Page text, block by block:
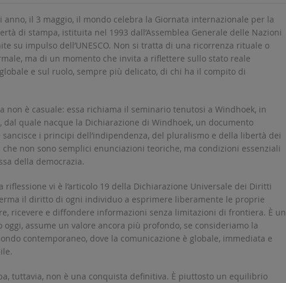
anno, il 3 maggio, il mondo celebra la Giornata internazionale per la
di stampa, istituita nel 1993 dall’Assemblea Generale delle Nazioni
su impulso dell’UNESCO. Non si tratta di una ricorrenza rituale o
ma di un momento che invita a riflettere sullo stato reale
e sul ruolo, sempre più delicato, di chi ha il compito di
non è casuale: essa richiama il seminario tenutosi a Windhoek, in
dal quale nacque la Dichiarazione di Windhoek, un documento
i principi dell’indipendenza, del pluralismo e della libertà dei
non sono semplici enunciazioni teoriche, ma condizioni essenziali
della democrazia.
riflessione vi è l’articolo 19 della Dichiarazione Universale dei Diritti
il diritto di ogni individuo a esprimere liberamente le proprie
ricevere e diffondere informazioni senza limitazioni di frontiera. È un
oggi, assume un valore ancora più profondo, se consideriamo la
contemporaneo, dove la comunicazione è globale, immediata e
tuttavia, non è una conquista definitiva. È piuttosto un equilibrio